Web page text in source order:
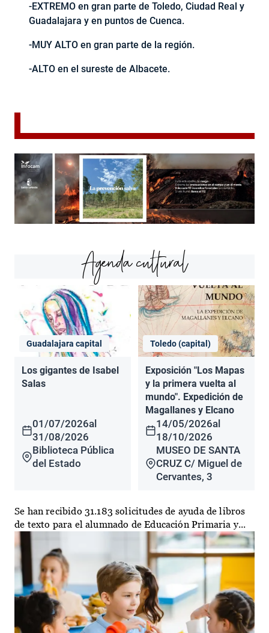
-EXTREMO en gran parte de Toledo, Ciudad Real y
Guadalajara y en puntos de Cuenca.
-MUY ALTO en gran parte de la región.
-ALTO en el sureste de Albacete.
Agenda cultural
Guadalajara capital
Los gigantes de Isabel
Salas
01/07/2026al
31/08/2026
Biblioteca Pública
del Estado
Toledo (capital)
Exposición "Los Mapas
y la primera vuelta al
mundo". Expedición de
Magallanes y Elcano
14/05/2026al
18/10/2026
MUSEO DE SANTA
CRUZ C/ Miguel de
Cervantes, 3
Se han recibido 31.183 solicitudes de ayuda de libros
de texto para el alumnado de Educación Primaria y...